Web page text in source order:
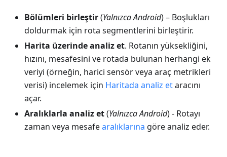
Bölümleri birleştir(Yalnızca Android) – Boşlukları
doldurmak için rota segmentlerini birleştirir.
Harita üzerinde analiz et. Rotanın yüksekliğini,
hızını, mesafesini ve rotada bulunan herhangi ek
veriyi (örneğin, harici sensör veya araç metrikleri
verisi) incelemek için Haritada analiz etaracını
açar.
Aralıklarla analiz et(Yalnızca Android) - Rotayı
zaman veya mesafearalıklarına göre analiz eder.